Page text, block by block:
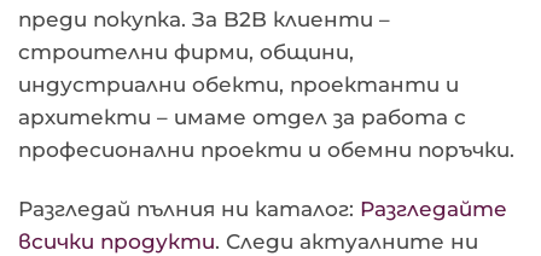
преди покупка. За B2B клиенти –
строителни фирми, общини,
индустриални обекти, проектанти и
архитекти – имаме отдел за работа с
професионални проекти и обемни поръчки.
Разгледай пълния ни каталог: Разгледайте
всички продукти. Следи актуалните ни